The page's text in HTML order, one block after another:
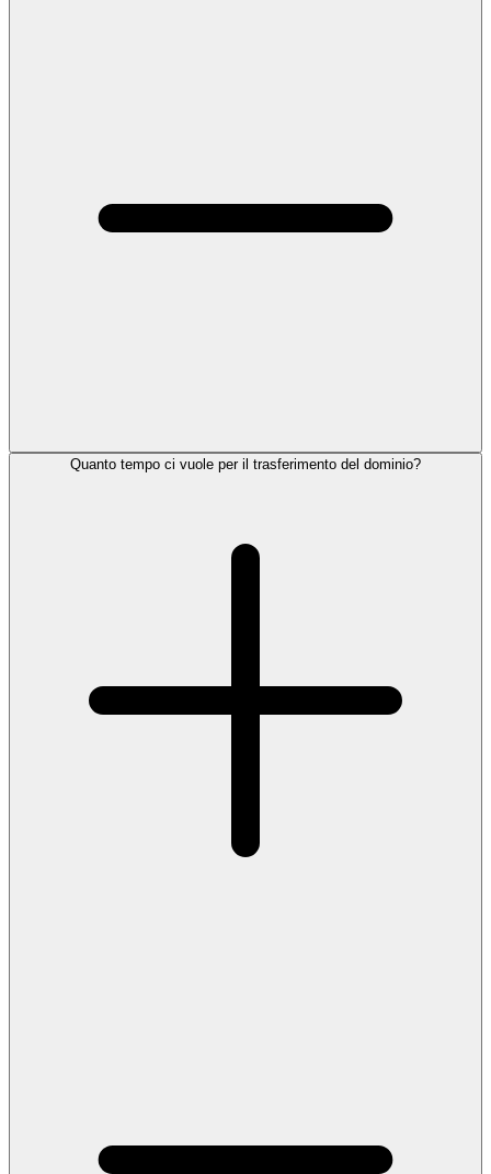
Quanto tempo ci vuole per il trasferimento del dominio?